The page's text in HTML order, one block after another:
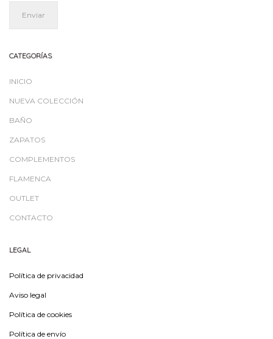
CATEGORÍAS
INICIO
NUEVA COLECCIÓN
BAÑO
ZAPATOS
COMPLEMENTOS
FLAMENCA
OUTLET
CONTACTO
LEGAL
Política de privacidad
Aviso legal
Política de cookies
Política de envío